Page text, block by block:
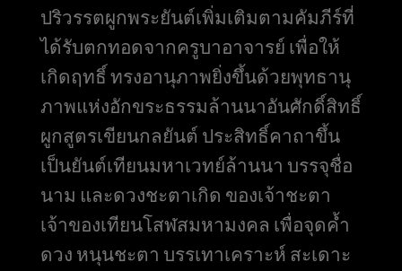
ปริวรรตผูกพระยันต์เพิ่มเติมตามคัมภีร์ที่
ได้รับตกทอดจากครูบาอาจารย์ เพื่อให้
เกิดฤทธิ์ ทรงอานุภาพยิ่งขึ้นด้วยพุทธานุ
ภาพแห่งอักขระธรรมล้านนาอันศักดิ์สิทธิ์
ผูกสูตรเขียนกลยันต์ ประสิทธิ์คาถาขึ้น
เป็นยันต์เทียนมหาเวทย์ล้านนา บรรจุชื่อ
นาม และดวงชะตาเกิด ของเจ้าชะตา
เจ้าของเทียนโสฬสมหามงคล เพื่อจุดค้ำ
ดวง หนุนชะตา บรรเทาเคราะห์ สะเดาะ